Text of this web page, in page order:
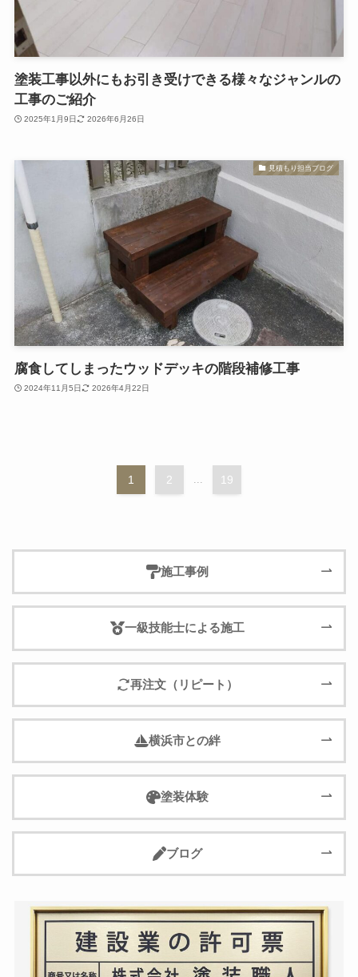
塗装工事以外にもお引き受けできる様々なジャンルの
工事のご紹介
2025年1月9日 2026年6月26日
見積もり担当ブログ
腐食してしまったウッドデッキの階段補修工事
2024年11月5日 2026年4月22日
1 2 19
施工事例
一級技能士による施工
再注文（リピート）
横浜市との絆
塗装体験
ブログ